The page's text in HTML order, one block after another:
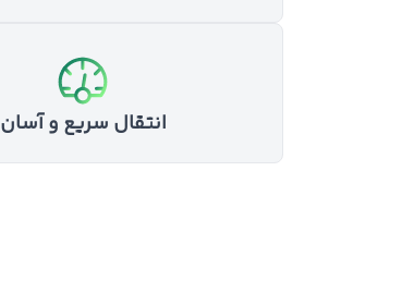
انتقال سریع و آسان